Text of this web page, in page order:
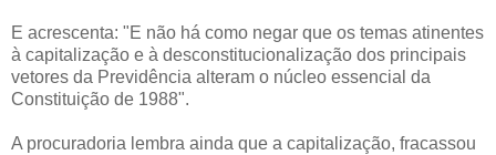
E acrescenta: "E não há como negar que os temas atinentes
à capitalização e à desconstitucionalização dos principais
vetores da Previdência alteram o núcleo essencial da
Constituição de 1988".
A procuradoria lembra ainda que a capitalização, fracassou